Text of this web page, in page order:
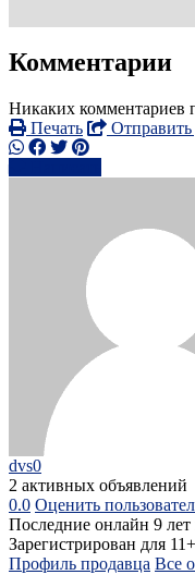
Комментарии
Никаких комментариев
Печать
Отправить
dvs0
2 активных объявлений
0.0 Оценить
Последние онлайн 9 лет
Зарегистрирован для
Профиль продавца Все